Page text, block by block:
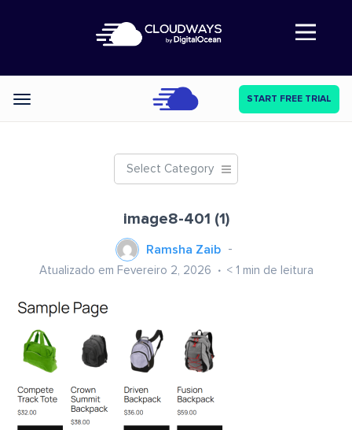
Abre a navegação
Categories START FREE TRIAL
Select Category
image8-401 (1)
Ramsha Zaib
Atualizado em Fevereiro 2, 2026 < 1 min de leitura